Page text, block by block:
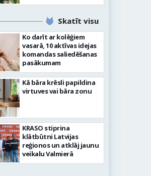
Skatīt visu
Ko darīt ar kolēģiem
vasarā, 10 aktīvas idejas
komandas saliedēšanas
pasākumam
Kā bāra krēsli papildina
virtuves vai bāra zonu
KRASO stiprina
klātbūtni Latvijas
reģionos un atklāj jaunu
veikalu Valmierā